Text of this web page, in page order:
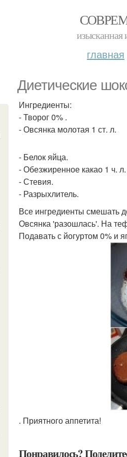
изысканная
главная
Диетические
Ингредиенты:
- Творог 0% .
- Овсянка молотая 1 ст. л.
- Белок яйца.
- Обезжиренное какао 1 ч. л.
- Стевия.
- Разрыхлитель.
Все ингредиенты смешать
Овсянка 'разошлась'. На
Подавать с йогуртом 0% и
. Приятного аппетита!
Понравилось?